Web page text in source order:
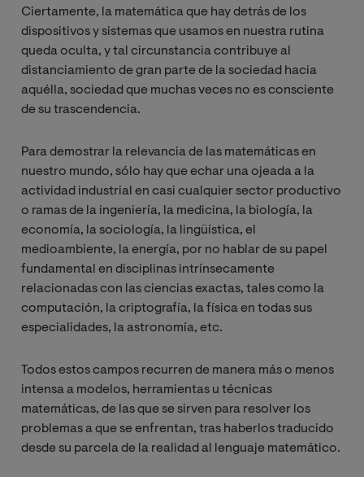
Ciertamente, la matemática que hay detrás de los
dispositivos y sistemas que usamos en nuestra rutina
queda oculta, y tal circunstancia contribuye al
distanciamiento de gran parte de la sociedad hacia
aquélla, sociedad que muchas veces no es consciente
de su trascendencia.
Para demostrar la relevancia de las matemáticas en
nuestro mundo, sólo hay que echar una ojeada a la
actividad industrial en casi cualquier sector productivo
o ramas de la ingeniería, la medicina, la biología, la
economía, la sociología, la lingüística, el
medioambiente, la energía, por no hablar de su papel
fundamental en disciplinas intrínsecamente
relacionadas con las ciencias exactas, tales como la
computación, la criptografía, la física en todas sus
especialidades, la astronomía, etc.
Todos estos campos recurren de manera más o menos
intensa a modelos, herramientas u técnicas
matemáticas, de las que se sirven para resolver los
problemas a que se enfrentan, tras haberlos traducido
desde su parcela de la realidad al lenguaje matemático.